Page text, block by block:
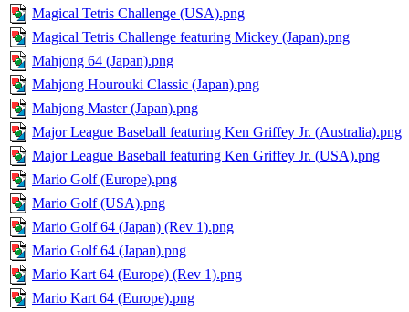
Magical Tetris Challenge (USA).png
Magical Tetris Challenge featuring Mickey (Japan).png
Mahjong 64 (Japan).png
Mahjong Hourouki Classic (Japan).png
Mahjong Master (Japan).png
Major League Baseball featuring Ken Griffey Jr. (Australia).png
Major League Baseball featuring Ken Griffey Jr. (USA).png
Mario Golf (Europe).png
Mario Golf (USA).png
Mario Golf 64 (Japan) (Rev 1).png
Mario Golf 64 (Japan).png
Mario Kart 64 (Europe) (Rev 1).png
Mario Kart 64 (Europe).png